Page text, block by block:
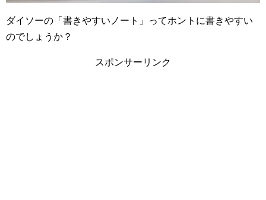
ダイソーの「書きやすいノート」ってホントに書きやすい
のでしょうか？
スポンサーリンク